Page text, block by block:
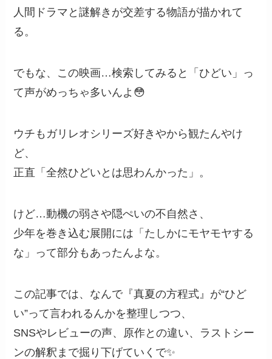
人間ドラマと謎解きが交差する物語が描かれて
る。
でもな、この映画…検索してみると「ひどい」っ
て声がめっちゃ多いんよ😳
ウチもガリレオシリーズ好きやから観たんやけ
ど、
正直「全然ひどいとは思わんかった」。
けど…動機の弱さや隠ぺいの不自然さ、
少年を巻き込む展開には「たしかにモヤモヤする
な」って部分もあったんよな。
この記事では、なんで『真夏の方程式』が“ひど
い”って言われるんかを整理しつつ、
SNSやレビューの声、原作との違い、ラストシー
ンの解釈まで掘り下げていくで✨